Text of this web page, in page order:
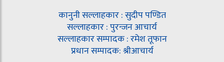
कानुनी सल्लाहकार : सुदीप पण्डित
सल्लाहकार : पुरन्जन आचार्य
सल्लाहकार सम्पादक : रमेश तूफान
प्रधान सम्पादक: श्रीआचार्य